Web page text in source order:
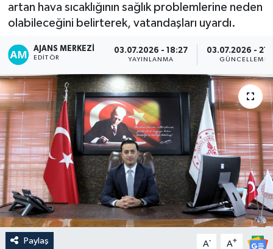
artan hava sıcaklığının sağlık problemlerine neden
olabileceğini belirterek, vatandaşları uyardı.
AJANS MERKEZI
EDITÖR
03.07.2026 - 18:27
YAYINLANMA
03.07.2026 -
GÜNCELLEME
Paylaş A- A+